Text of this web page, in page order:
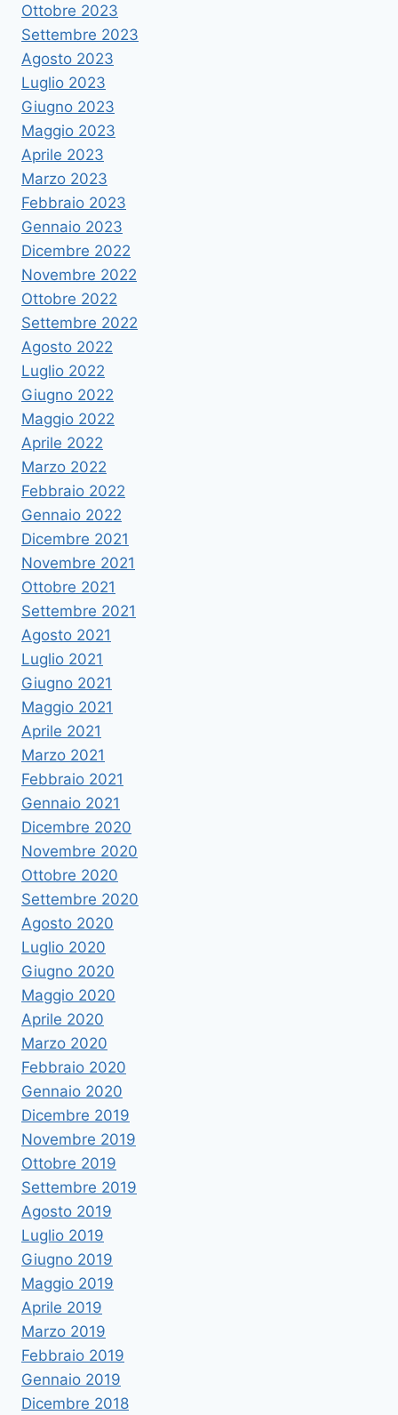
Ottobre 2023
Settembre 2023
Agosto 2023
Luglio 2023
Giugno 2023
Maggio 2023
Aprile 2023
Marzo 2023
Febbraio 2023
Gennaio 2023
Dicembre 2022
Novembre 2022
Ottobre 2022
Settembre 2022
Agosto 2022
Luglio 2022
Giugno 2022
Maggio 2022
Aprile 2022
Marzo 2022
Febbraio 2022
Gennaio 2022
Dicembre 2021
Novembre 2021
Ottobre 2021
Settembre 2021
Agosto 2021
Luglio 2021
Giugno 2021
Maggio 2021
Aprile 2021
Marzo 2021
Febbraio 2021
Gennaio 2021
Dicembre 2020
Novembre 2020
Ottobre 2020
Settembre 2020
Agosto 2020
Luglio 2020
Giugno 2020
Maggio 2020
Aprile 2020
Marzo 2020
Febbraio 2020
Gennaio 2020
Dicembre 2019
Novembre 2019
Ottobre 2019
Settembre 2019
Agosto 2019
Luglio 2019
Giugno 2019
Maggio 2019
Aprile 2019
Marzo 2019
Febbraio 2019
Gennaio 2019
Dicembre 2018